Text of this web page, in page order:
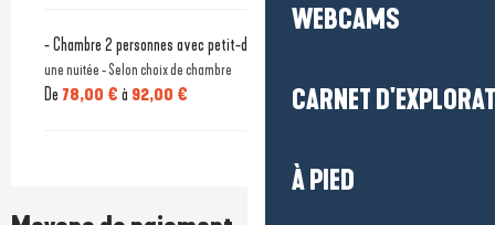
WEBCAMS
CARNET
À PIED
- Chambre 2 personnes avec petit-déjeuner
une nuitée - Selon choix de chambre
De 78,00 € à 92,00 €